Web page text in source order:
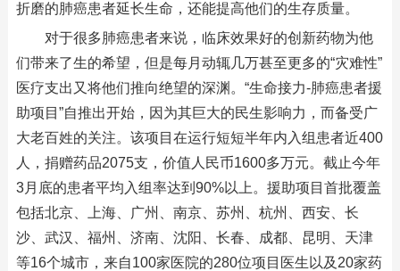
折磨的肺癌患者延长生命，还能提高他们的生存质量。
对于很多肺癌患者来说，临床效果好的创新药物为他
们带来了生的希望，但是每月动辄几万甚至更多的“灾难性”
医疗支出又将他们推向绝望的深渊。“生命接力-肺癌患者援
助项目”自推出开始，因为其巨大的民生影响力，而备受广
大老百姓的关注。该项目在运行短短半年内入组患者近400
人，捐赠药品2075支，价值人民币1600多万元。截止今年
3月底的患者平均入组率达到90%以上。援助项目首批覆盖
包括北京、上海、广州、南京、苏州、杭州、西安、长
沙、武汉、福州、济南、沈阳、长春、成都、昆明、天津
等16个城市，来自100家医院的280位项目医生以及20家药